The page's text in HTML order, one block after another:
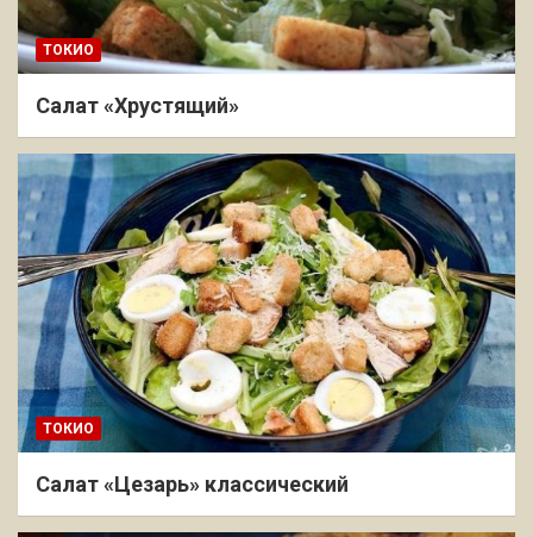
ТОКИО
Салат «Хрустящий»
ТОКИО
Салат «Цезарь» классический